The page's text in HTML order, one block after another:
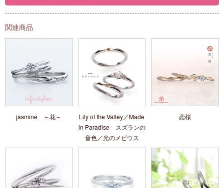
関連商品
jasmine ～花～
Lily of the Valley／Made
in Paradise スズランの
音色／光のメビウス
恋桜